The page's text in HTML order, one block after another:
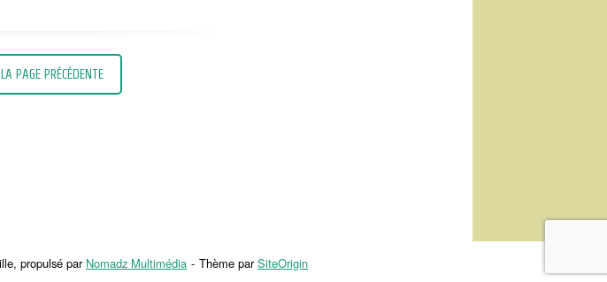
PAGE PRÉCÉDENTE
propulsé par Nomadz Multimédia Thème parSiteOrigin